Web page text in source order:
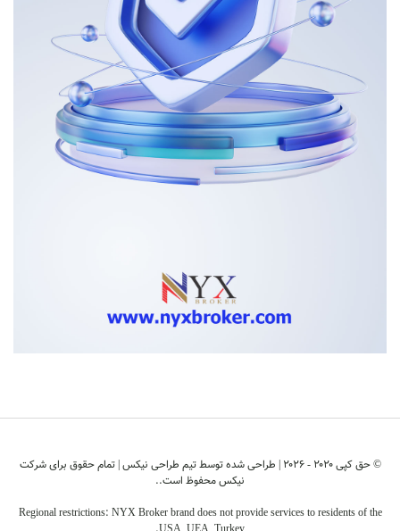
© حق کپی ۲۰۲۰ - ۲۰۲6 | طراحی شده توسط تیم طراحی نیکس| تمام حقوق برای شرکت
نیکس محفوظ است..
Regional restrictions: NYX Broker brand does not provide services to residents of the